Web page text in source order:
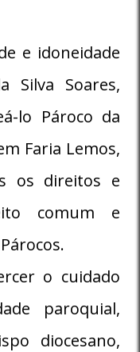
e idoneidade
Silva Soares,
lo Pároco da
Faria Lemos,
os direitos e
comum e
o cuidado
paroquial,
diocesano,